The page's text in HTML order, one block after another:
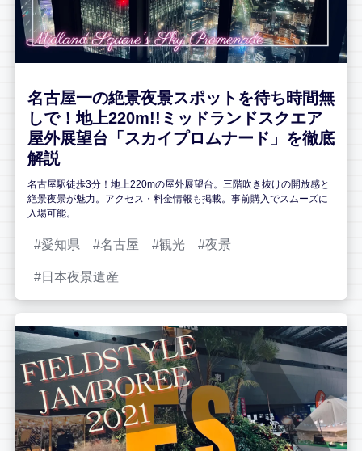
名古屋一の絶景夜景スポットを待ち時間無
しで！地上220m!!ミッドランドスクエア
屋外展望台「スカイプロムナード」を徹底
解説
名古屋駅徒歩3分！地上220mの屋外展望台。三階吹き抜けの開放感と
絶景夜景が魅力。アクセス・料金情報も掲載。事前購入でスムーズに
入場可能。
愛知県 名古屋 観光 夜景
日本夜景遺産